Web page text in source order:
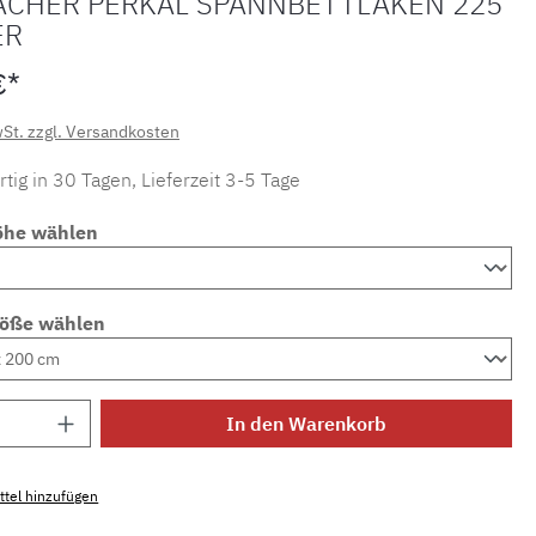
zzgl. Versandkosten
in 30 Tagen, Lieferzeit 3-5 Tage
wählen
wählen
Anzahl: Gib den gewünschten Wert ein
In den Warenkorb
hinzufügen